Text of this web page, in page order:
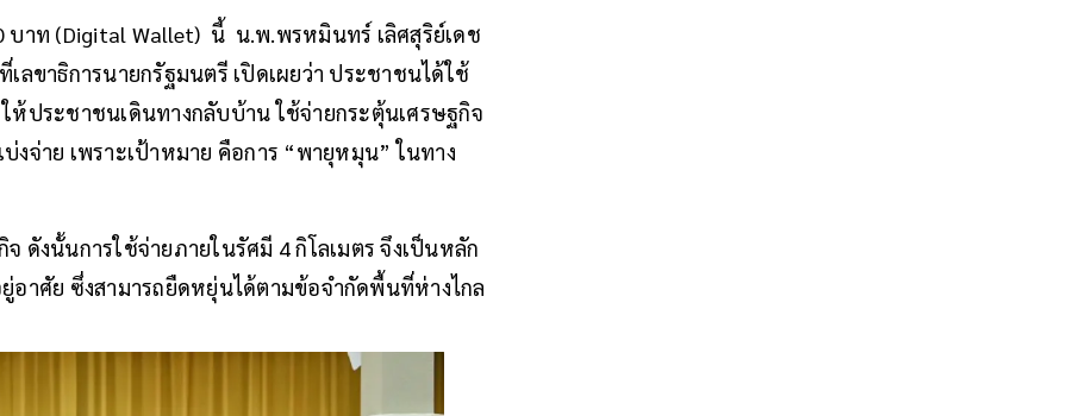
บาท (Digital Wallet) นี้ น.พ.พรหมินทร์ เลิศสุริย์เดช
ลขาธิการนายกรัฐมนตรี เปิดเผยว่า ประชาชนได้ใช้
ห้ประชาชนเดินทางกลับบ้าน ใช้จ่ายกระตุ้นเศรษฐกิจ
งจ่าย เพราะเป้าหมาย คือการ “พายุหมุน” ในทาง
ดังนั้นการใช้จ่ายภายในรัศมี 4 กิโลเมตร จึงเป็นหลัก
าศัย ซึ่งสามารถยืดหยุ่นได้ตามข้อจำกัดพื้นที่ห่างไกล